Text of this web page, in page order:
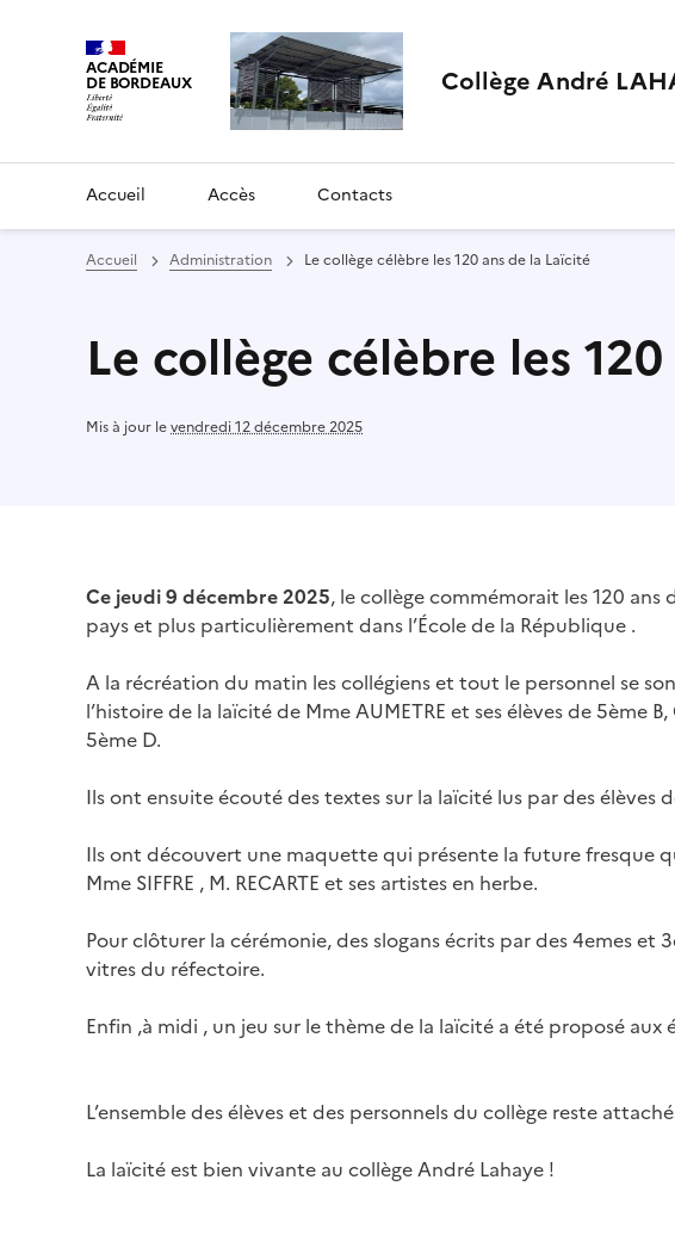
ACADÉMIE
DE BORDEAUX Collège André
Accueil Accès Contacts
Accueil Administration Le collège célèbre les 120 ans de la Laïcité
Le collège célèbre les
Mis à jour levendredi 12 décembre 2025
Ce jeudi 9 décembre 2025, le collège commémorait les 120
pays et plus particulièrement dans l’École de la République .
A la récréation du matin les collégiens et tout le personnel se
l’histoire de la laïcité de Mme AUMETRE et ses élèves de 5ème
5ème D.
Ils ont ensuite écouté des textes sur la laïcité lus par des élèves
Ils ont découvert une maquette qui présente la future fresque
Mme SIFFRE , M. RECARTE et ses artistes en herbe.
Pour clôturer la cérémonie, des slogans écrits par des 4emes et
vitres du réfectoire.
Enfin ,à midi , un jeu sur le thème de la laïcité a été proposé aux
L’ensemble des élèves et des personnels du collège reste
La laïcité est bien vivante au collège André Lahaye !